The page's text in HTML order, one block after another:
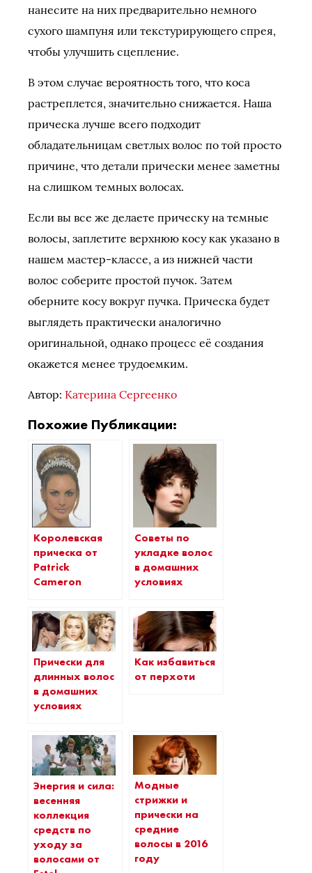
нанесите на них предварительно немного
сухого шампуня или текстурирующего спрея,
чтобы улучшить сцепление.
В этом случае вероятность того, что коса
растреплется, значительно снижается. Наша
прическа лучше всего подходит
обладательницам светлых волос по той просто
причине, что детали прически менее заметны
на слишком темных волосах.
Если вы все же делаете прическу на темные
волосы, заплетите верхнюю косу как указано в
нашем мастер-классе, а из нижней части
волос соберите простой пучок. Затем
оберните косу вокруг пучка. Прическа будет
выглядеть практически аналогично
оригинальной, однако процесс её создания
окажется менее трудоемким.
Автор: Катерина Сергеенко
Похожие Публикации:
Королевская
прическа от
Patrick
Cameron
Советы по
укладке волос
в домашних
условиях
Прически для
длинных волос
в домашних
условиях
Как избавиться
от перхоти
Энергия и сила:
весенняя
коллекция
средств по
уходу за
волосами от
Модные
стрижки и
прически на
средние
волосы в 2016
году